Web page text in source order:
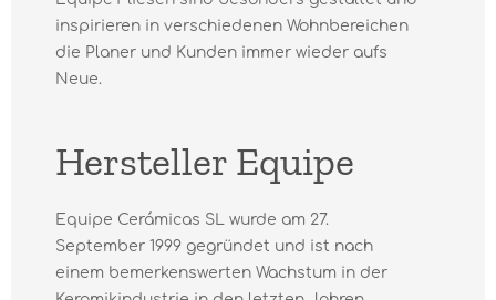
inspirieren in verschiedenen Wohnbereichen
die Planer und Kunden immer wieder aufs
Neue.
Hersteller Equipe
Equipe Cerámicas SL wurde am 27.
September 1999 gegründet und ist nach
einem bemerkenswerten Wachstum in der